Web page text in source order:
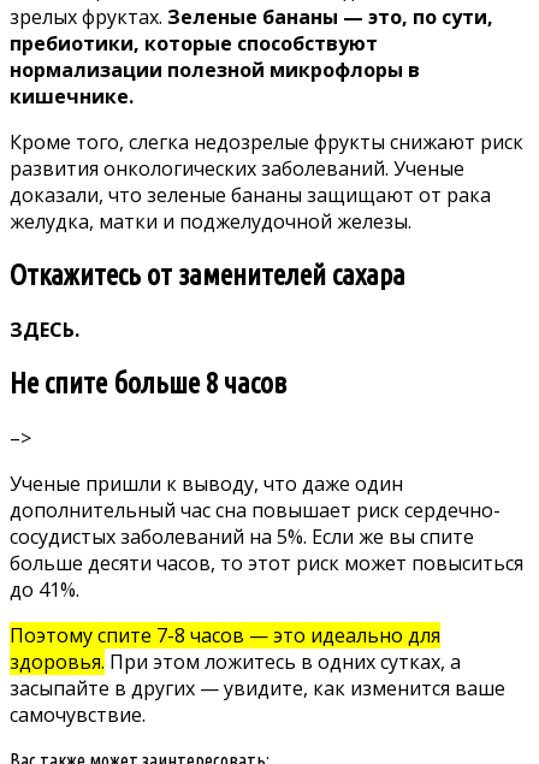
зрелых фруктах. Зеленые бананы — это, по сути,
пребиотики, которые способствуют
нормализации полезной микрофлоры в
кишечнике.
Кроме того, слегка недозрелые фрукты снижают риск
развития онкологических заболеваний. Ученые
доказали, что зеленые бананы защищают от рака
желудка, матки и поджелудочной железы.
Откажитесь от заменителей сахара
ЗДЕСЬ.
Не спите больше 8 часов
–>
Ученые пришли к выводу, что даже один
дополнительный час сна повышает риск сердечно-
сосудистых заболеваний на 5%. Если же вы спите
больше десяти часов, то этот риск может повыситься
до 41%.
Поэтому спите 7-8 часов — это идеально для
здоровья. При этом ложитесь в одних сутках, а
засыпайте в других — увидите, как изменится ваше
самочувствие.